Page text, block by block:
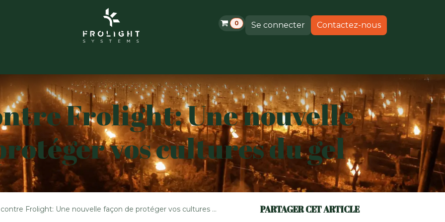
0 Se connecter Contactez-nous
Frolight: Une nouvelle
vos cultures du gel
Frolight: Une nouvelle façon de protéger vos cultures du gel PARTAGER CET ARTICLE